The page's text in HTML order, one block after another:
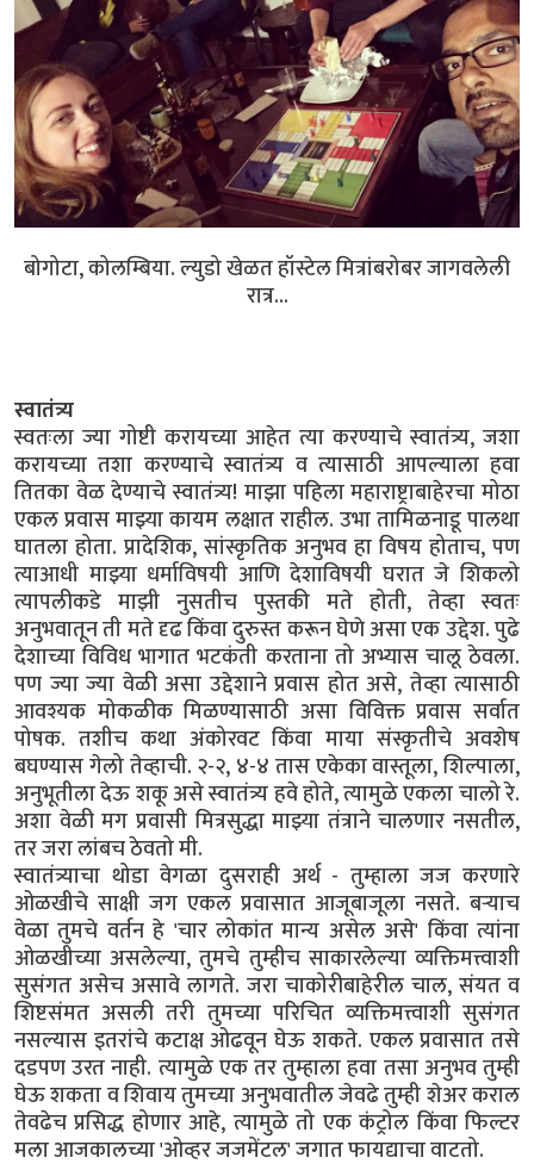
बोगोटा, कोलम्बिया. ल्युडो खेळत हॉस्टेल मित्रांबरोबर जागवलेली
रात्र...
स्वातंत्र्य
स्वतःला ज्या गोष्टी करायच्या आहेत त्या करण्याचे स्वातंत्र्य, जशा
करायच्या तशा करण्याचे स्वातंत्र्य व त्यासाठी आपल्याला हवा
तितका वेळ देण्याचे स्वातंत्र्य! माझा पहिला महाराष्ट्राबाहेरचा मोठा
एकल प्रवास माझ्या कायम लक्षात राहील. उभा तामिळनाडू पालथा
घातला होता. प्रादेशिक, सांस्कृतिक अनुभव हा विषय होताच, पण
त्याआधी माझ्या धर्माविषयी आणि देशाविषयी घरात जे शिकलो
त्यापलीकडे माझी नुसतीच पुस्तकी मते होती, तेव्हा स्वतः
अनुभवातून ती मते दृढ किंवा दुरुस्त करून घेणे असा एक उद्देश. पुढे
देशाच्या विविध भागात भटकंती करताना तो अभ्यास चालू ठेवला.
पण ज्या ज्या वेळी असा उद्देशाने प्रवास होत असे, तेव्हा त्यासाठी
आवश्यक मोकळीक मिळण्यासाठी असा विविक्त प्रवास सर्वात
पोषक. तशीच कथा अंकोरवट किंवा माया संस्कृतीचे अवशेष
बघण्यास गेलो तेव्हाची. २-२, ४-४ तास एकेका वास्तूला, शिल्पाला,
अनुभूतीला देऊ शकू असे स्वातंत्र्य हवे होते, त्यामुळे एकला चालो रे.
अशा वेळी मग प्रवासी मित्रसुद्धा माझ्या तंत्राने चालणार नसतील,
तर जरा लांबच ठेवतो मी.
स्वातंत्र्याचा थोडा वेगळा दुसराही अर्थ - तुम्हाला जज करणारे
ओळखीचे साक्षी जग एकल प्रवासात आजूबाजूला नसते. बऱ्याच
वेळा तुमचे वर्तन हे 'चार लोकांत मान्य असेल असे' किंवा त्यांना
ओळखीच्या असलेल्या, तुमचे तुम्हीच साकारलेल्या व्यक्तिमत्त्वाशी
सुसंगत असेच असावे लागते. जरा चाकोरीबाहेरील चाल, संयत व
शिष्टसंमत असली तरी तुमच्या परिचित व्यक्तिमत्त्वाशी सुसंगत
नसल्यास इतरांचे कटाक्ष ओढवून घेऊ शकते. एकल प्रवासात तसे
दडपण उरत नाही. त्यामुळे एक तर तुम्हाला हवा तसा अनुभव तुम्ही
घेऊ शकता व शिवाय तुमच्या अनुभवातील जेवढे तुम्ही शेअर कराल
तेवढेच प्रसिद्ध होणार आहे, त्यामुळे तो एक कंट्रोल किंवा फिल्टर
मला आजकालच्या 'ओव्हर जजमेंटल' जगात फायद्याचा वाटतो.